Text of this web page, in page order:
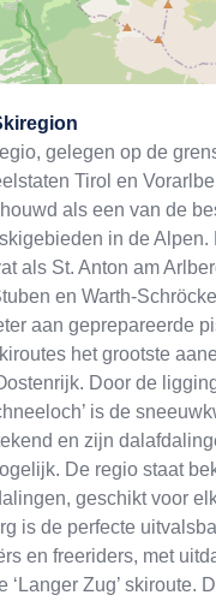
gelegen op de
Tirol en
als een van de
in de Alpen.
als St. Anton am
en Warth-
aan geprepareerde
het grootste
Door de
is de
en zijn
De regio staat
geschikt voor
is de perfecte
en freeriders, met
‘Langer Zug’ skiroute.